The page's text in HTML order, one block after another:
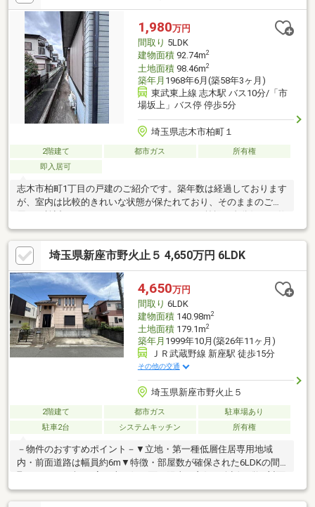
1,980万円
間取り 5LDK
建物面積92.74m2
土地面積98.46m2
築年月 1968年6月(築58年3ヶ月)
東武東上線 志木駅 バス10分/「市
場坂上」バス停 停歩5分
埼玉県志木市柏町１
2階建て 都市ガス
所有権
即入居可
志木市柏町1丁目の戸建のご紹介です。築年数は経過しております
が、室内は比較的きれいな状態が保たれており、そのままのご利
上げたい方に適した一件です。◆スーパー徒歩圏内◆小学校まで
約13分◆バス停まで徒歩5分生活利便性も良好で、前面道路は私
道のため交通量も少なめです。現況建物の活用に加え、土地とし
てのご利用や建て替え用地としてのご検討も可能です。ぜひ現地
をご確認ください。※増築履歴があり、1階・2階ともに未登記部
分がございます。また、建物には多少の傾きが見受けられます。
現況でのお引渡しとなります。
埼玉県新座市野火止５ 4,650万円 6LDK
4,650万円
間取り 6LDK
建物面積140.98m2
土地面積179.1m2
築年月 1999年10月(築26年11ヶ月)
ＪＲ武蔵野線 新座駅 徒歩15分
その他の交通
埼玉県新座市野火止５
2階建て 都市ガス
駐車場あり
駐車2台
システムキッチン 所有権
－物件のおすすめポイント－▼立地・第一種低層住居専用地域
内・前面道路は幅員約6m▼特徴・部屋数が確保された6LDKの間
式キッチン、床下収納・勝手口有・玄関横に和室約8帖を配置、客
間など多用途に活用可能・窓付の納戸を設置・玄関・1階ホールは